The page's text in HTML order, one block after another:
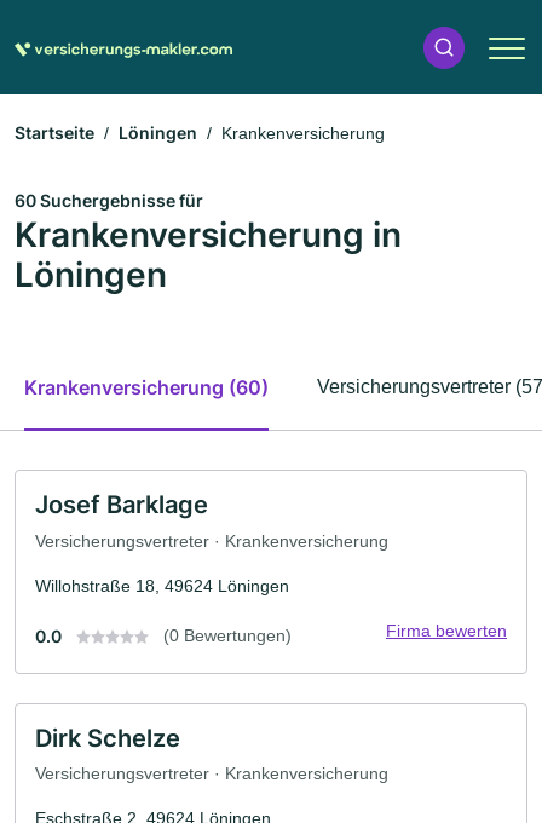
Startseite Löningen Krankenversicherung
60 Suchergebnisse für
Krankenversicherung in
Löningen
Krankenversicherung (60) Versicherungsvertreter
Josef Barklage
Versicherungsvertreter · Krankenversicherung
Willohstraße 18, 49624 Löningen
0.0 (0 Bewertungen) Firma bewerten
Dirk Schelze
Versicherungsvertreter · Krankenversicherung
Eschstraße 2, 49624 Löningen